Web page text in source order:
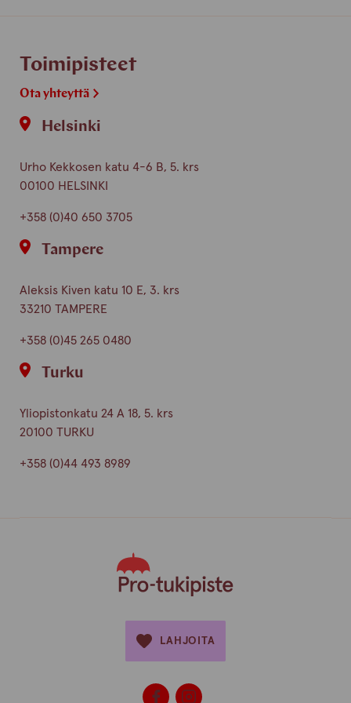
Toimipisteet
Ota yhteyttä
Helsinki
Urho Kekkosen katu 4-6 B, 5. krs
00100 HELSINKI
+358 (0)40 650 3705
Tampere
Aleksis Kiven katu 10 E, 3. krs
33210 TAMPERE
+358 (0)45 265 0480
Turku
Yliopistonkatu 24 A 18, 5. krs
20100 TURKU
+358 (0)44 493 8989
LAHJOITA